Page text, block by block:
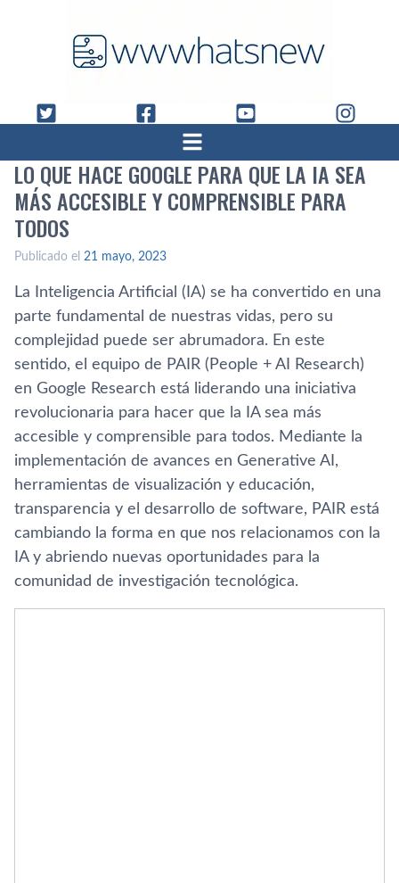
LO QUE HACE GOOGLE PARA QUE LA IA SEA
MÁS ACCESIBLE Y COMPRENSIBLE PARA
TODOS
Publicado el 21 mayo, 2023
La Inteligencia Artificial (IA) se ha convertido en una
parte fundamental de nuestras vidas, pero su
complejidad puede ser abrumadora. En este
sentido, el equipo de PAIR (People + AI Research)
en Google Research está liderando una iniciativa
revolucionaria para hacer que la IA sea más
accesible y comprensible para todos. Mediante la
implementación de avances en Generative AI,
herramientas de visualización y educación,
transparencia y el desarrollo de software, PAIR está
cambiando la forma en que nos relacionamos con la
IA y abriendo nuevas oportunidades para la
comunidad de investigación tecnológica.